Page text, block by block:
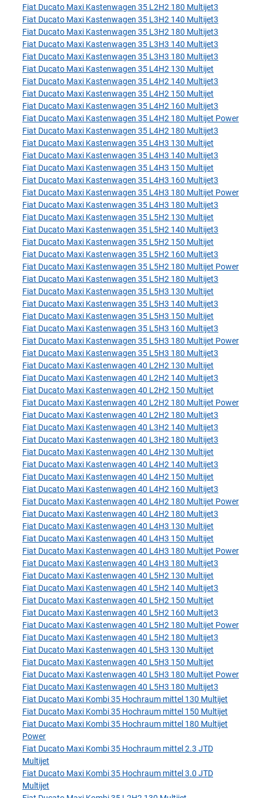
Fiat Ducato Maxi Kastenwagen 35 L2H2 180 Multijet3
Fiat Ducato Maxi Kastenwagen 35 L3H2 140 Multijet3
Fiat Ducato Maxi Kastenwagen 35 L3H2 180 Multijet3
Fiat Ducato Maxi Kastenwagen 35 L3H3 140 Multijet3
Fiat Ducato Maxi Kastenwagen 35 L3H3 180 Multijet3
Fiat Ducato Maxi Kastenwagen 35 L4H2 130 Multijet
Fiat Ducato Maxi Kastenwagen 35 L4H2 140 Multijet3
Fiat Ducato Maxi Kastenwagen 35 L4H2 150 Multijet
Fiat Ducato Maxi Kastenwagen 35 L4H2 160 Multijet3
Fiat Ducato Maxi Kastenwagen 35 L4H2 180 Multijet Power
Fiat Ducato Maxi Kastenwagen 35 L4H2 180 Multijet3
Fiat Ducato Maxi Kastenwagen 35 L4H3 130 Multijet
Fiat Ducato Maxi Kastenwagen 35 L4H3 140 Multijet3
Fiat Ducato Maxi Kastenwagen 35 L4H3 150 Multijet
Fiat Ducato Maxi Kastenwagen 35 L4H3 160 Multijet3
Fiat Ducato Maxi Kastenwagen 35 L4H3 180 Multijet Power
Fiat Ducato Maxi Kastenwagen 35 L4H3 180 Multijet3
Fiat Ducato Maxi Kastenwagen 35 L5H2 130 Multijet
Fiat Ducato Maxi Kastenwagen 35 L5H2 140 Multijet3
Fiat Ducato Maxi Kastenwagen 35 L5H2 150 Multijet
Fiat Ducato Maxi Kastenwagen 35 L5H2 160 Multijet3
Fiat Ducato Maxi Kastenwagen 35 L5H2 180 Multijet Power
Fiat Ducato Maxi Kastenwagen 35 L5H2 180 Multijet3
Fiat Ducato Maxi Kastenwagen 35 L5H3 130 Multijet
Fiat Ducato Maxi Kastenwagen 35 L5H3 140 Multijet3
Fiat Ducato Maxi Kastenwagen 35 L5H3 150 Multijet
Fiat Ducato Maxi Kastenwagen 35 L5H3 160 Multijet3
Fiat Ducato Maxi Kastenwagen 35 L5H3 180 Multijet Power
Fiat Ducato Maxi Kastenwagen 35 L5H3 180 Multijet3
Fiat Ducato Maxi Kastenwagen 40 L2H2 130 Multijet
Fiat Ducato Maxi Kastenwagen 40 L2H2 140 Multijet3
Fiat Ducato Maxi Kastenwagen 40 L2H2 150 Multijet
Fiat Ducato Maxi Kastenwagen 40 L2H2 180 Multijet Power
Fiat Ducato Maxi Kastenwagen 40 L2H2 180 Multijet3
Fiat Ducato Maxi Kastenwagen 40 L3H2 140 Multijet3
Fiat Ducato Maxi Kastenwagen 40 L3H2 180 Multijet3
Fiat Ducato Maxi Kastenwagen 40 L4H2 130 Multijet
Fiat Ducato Maxi Kastenwagen 40 L4H2 140 Multijet3
Fiat Ducato Maxi Kastenwagen 40 L4H2 150 Multijet
Fiat Ducato Maxi Kastenwagen 40 L4H2 160 Multijet3
Fiat Ducato Maxi Kastenwagen 40 L4H2 180 Multijet Power
Fiat Ducato Maxi Kastenwagen 40 L4H2 180 Multijet3
Fiat Ducato Maxi Kastenwagen 40 L4H3 130 Multijet
Fiat Ducato Maxi Kastenwagen 40 L4H3 150 Multijet
Fiat Ducato Maxi Kastenwagen 40 L4H3 180 Multijet Power
Fiat Ducato Maxi Kastenwagen 40 L4H3 180 Multijet3
Fiat Ducato Maxi Kastenwagen 40 L5H2 130 Multijet
Fiat Ducato Maxi Kastenwagen 40 L5H2 140 Multijet3
Fiat Ducato Maxi Kastenwagen 40 L5H2 150 Multijet
Fiat Ducato Maxi Kastenwagen 40 L5H2 160 Multijet3
Fiat Ducato Maxi Kastenwagen 40 L5H2 180 Multijet Power
Fiat Ducato Maxi Kastenwagen 40 L5H2 180 Multijet3
Fiat Ducato Maxi Kastenwagen 40 L5H3 130 Multijet
Fiat Ducato Maxi Kastenwagen 40 L5H3 150 Multijet
Fiat Ducato Maxi Kastenwagen 40 L5H3 180 Multijet Power
Fiat Ducato Maxi Kastenwagen 40 L5H3 180 Multijet3
Fiat Ducato Maxi Kombi 35 Hochraum mittel 130 Multijet
Fiat Ducato Maxi Kombi 35 Hochraum mittel 150 Multijet
Fiat Ducato Maxi Kombi 35 Hochraum mittel 180 Multijet
Power
Fiat Ducato Maxi Kombi 35 Hochraum mittel 2.3 JTD
Multijet
Fiat Ducato Maxi Kombi 35 Hochraum mittel 3.0 JTD
Multijet